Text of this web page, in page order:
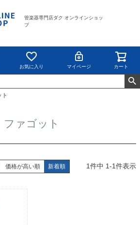
管楽器専門店ダク オンラインショッ
プ
お気に入り マイページ カート
ファゴット
価格が高い順 新着順 1件中 1-1件表示